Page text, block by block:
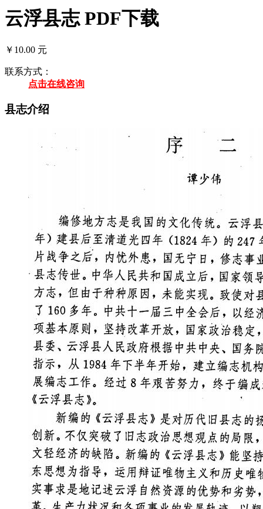
云浮县志 PDF下载
￥10.00 元
联系方式：
点击在线咨询
县志介绍